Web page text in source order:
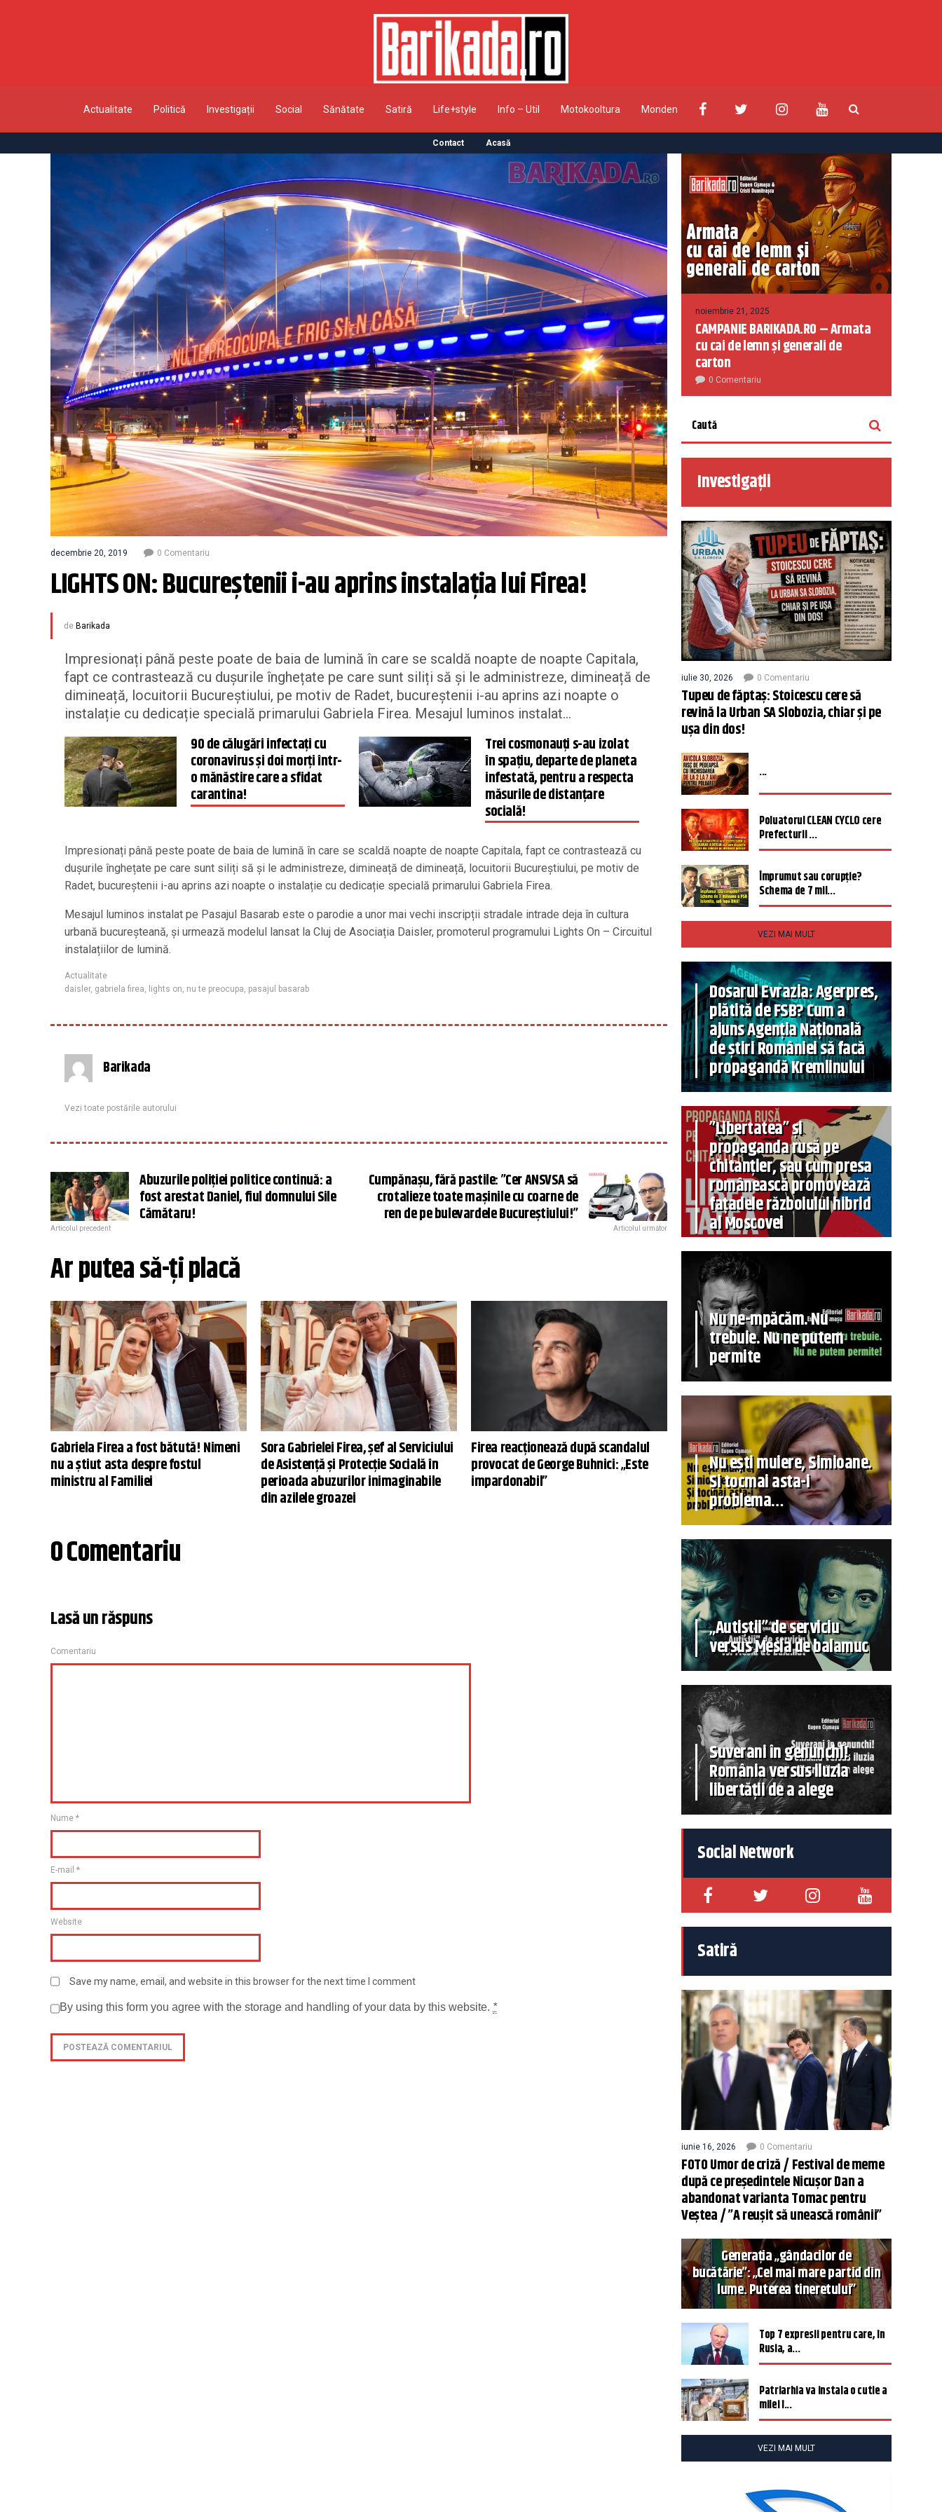
Actualitate Politică Investigații Social Sănătate Satiră Life+style Info – Util Motokooltura Monden
Contact Acasă
decembrie 20, 2019 0 Comentariu
LIGHTS ON: Bucureștenii i-au aprins instalația lui Firea!
de Barikada
Impresionați până peste poate de baia de lumină în care se scaldă noapte de noapte Capitala,
fapt ce contrastează cu dușurile înghețate pe care sunt siliți să și le administreze, dimineață de
dimineață, locuitorii Bucureștiului, pe motiv de Radet, bucureștenii i-au aprins azi noapte o
instalație cu dedicație specială primarului Gabriela Firea. Mesajul luminos instalat...
90 de călugări infectați cu
coronavirus și doi morți într-
o mănăstire care a sfidat
carantina!
Trei cosmonauți s-au izolat
în spațiu, departe de planeta
infestată, pentru a respecta
măsurile de distanțare
socială!
Impresionați până peste poate de baia de lumină în care se scaldă noapte de noapte Capitala, fapt ce contrastează cu
dușurile înghețate pe care sunt siliți să și le administreze, dimineață de dimineață, locuitorii Bucureștiului, pe motiv de
Radet, bucureștenii i-au aprins azi noapte o instalație cu dedicație specială primarului Gabriela Firea.
Mesajul luminos instalat pe Pasajul Basarab este o parodie a unor mai vechi inscripții stradale intrade deja în cultura
urbană bucureșteană, și urmează modelul lansat la Cluj de Asociația Daisler, promoterul programului Lights On – Circuitul
instalațiilor de lumină.
Actualitate
daisler, gabriela firea lights on nu te preocupa pasajul basarab
Barikada
Vezi toate postările autorului
Abuzurile poliției politice continuă: a
fost arestat Daniel, fiul domnului Sile
Cămătaru!
Articolul precedent
Cumpănașu, fără pastile: ”Cer ANSVSA să
crotalieze toate mașinile cu coarne de
ren de pe bulevardele Bucureștiului!”
Articolul următor
Ar putea să-ți placă
Gabriela Firea a fost bătută! Nimeni
nu a știut asta despre fostul
ministru al Familiei
Sora Gabrielei Firea, șef al Serviciului
de Asistență și Protecție Socială în
perioada abuzurilor inimaginabile
din azilele groazei
Firea reacționează după scandalul
provocat de George Buhnici: „Este
impardonabil”
0 Comentariu
Lasă un răspuns
Comentariu
Nume *
E-mail *
Website
Save my name, email, and website in this browser for the next time I comment
By using this form you agree with the storage and handling of your data by this website. *
noiembrie 21, 2025
CAMPANIE BARIKADA.RO – Armata
cu cai de lemn și generali de
carton
0 Comentariu
Investigații
iulie 30, 2026 0 Comentariu
Tupeu de făptaș: Stoicescu cere să
revină la Urban SA Slobozia, chiar și pe
ușa din dos!
...
Poluatorul CLEAN CYCLO cere
Prefecturii ...
Împrumut sau corupție?
Schema de 7 mil...
VEZI MAI MULT
Dosarul Evrazia: Agerpres,
plătită de FSB? Cum a
ajuns Agenția Națională
de știri României să facă
propagandă Kremlinului
”Libertatea” și
propaganda rusă pe
chitanțier, sau cum presa
românească promovează
fațadele războiului hibrid
al Moscovei
Nu ne-mpăcăm. Nu
trebuie. Nu ne putem
permite
Nu ești muiere, Simioane.
Și tocmai asta-i
problema…
„Autiștii” de serviciu
versus Mesia de balamuc
Suverani în genunchi!
România versus iluzia
libertății de a alege
Social Network
Satiră
iunie 16, 2026 0 Comentariu
FOTO Umor de criză / Festival de meme
după ce președintele Nicușor Dan a
abandonat varianta Tomac pentru
Veștea / ”A reușit să unească românii”
Generația „gândacilor de
bucătărie”: „Cel mai mare partid din
lume. Puterea tineretului”
Top 7 expresii pentru care, în
Rusia, a...
Patriarhia va instala o cutie a
milei î...
VEZI MAI MULT